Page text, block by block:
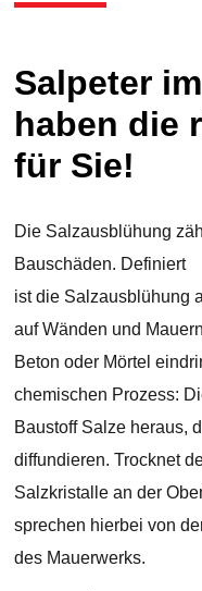
Salpeter
haben die
für Sie!
Die Salzausblühung
Bauschäden. Definiert
ist die Salzausblühung
auf Wänden und
Beton oder Mörtel
chemischen Prozess:
Baustoff Salze heraus,
diffundieren. Trocknet
Salzkristalle an der
sprechen hierbei von
des Mauerwerks.